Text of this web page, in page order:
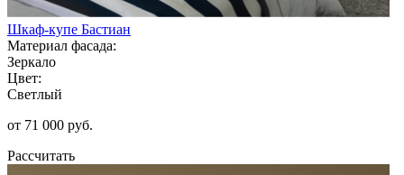
Шкаф-купе Бастиан
Материал фасада:
Зеркало
Цвет:
Светлый
от 71 000 руб.
Рассчитать